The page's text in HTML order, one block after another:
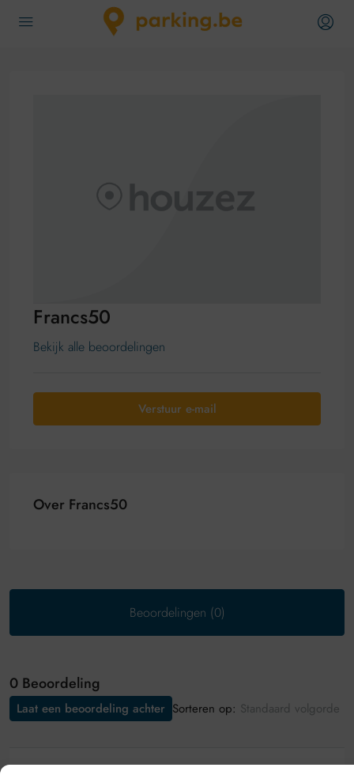
Francs50
Bekijk alle beoordelingen
Verstuur e-mail
Over Francs50
Beoordelingen (0)
0 Beoordeling
Sorteren op: Standaard volgorde
Laat een beoordeling achter